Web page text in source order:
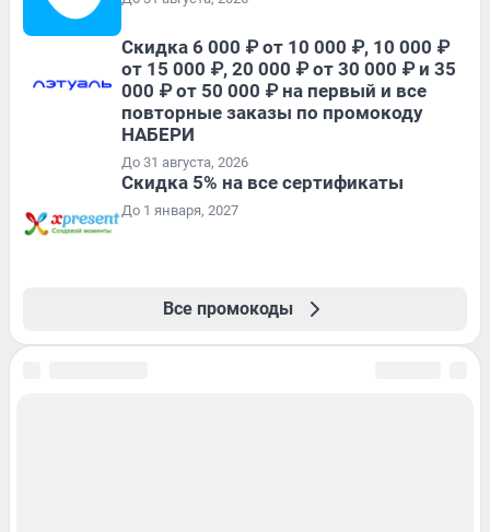
Скидка 6 000 ₽ от 10 000 ₽, 10 000 ₽
от 15 000 ₽, 20 000 ₽ от 30 000 ₽ и 35
000 ₽ от 50 000 ₽ на первый и все
повторные заказы по промокоду
НАБЕРИ
До 31 августа, 2026
Скидка 5% на все сертификаты
До 1 января, 2027
Все промокоды